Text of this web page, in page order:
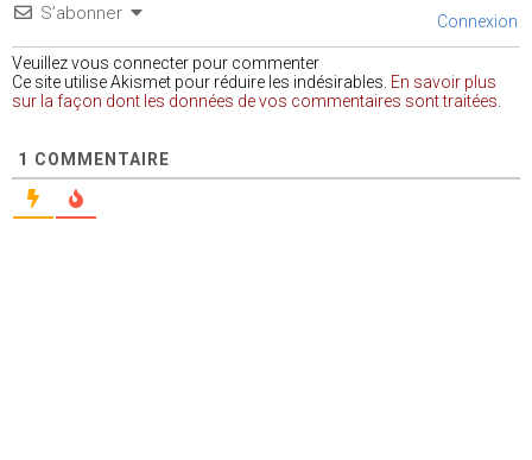
S’abonner Connexion
Veuillez vous connecter pour commenter
Ce site utilise Akismet pour réduire les indésirables. En savoir plus
sur la façon dont les données de vos commentaires sont traitées
1 COMMENTAIRE